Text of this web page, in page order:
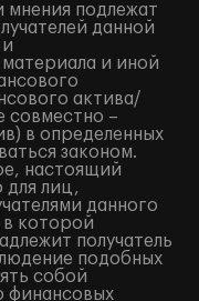
мнения подлежат
данной
и иной
актива/
совместно –
в определенных
законом.
настоящий
для лиц,
данного
которой
получатель
подобных
собой
финансовых